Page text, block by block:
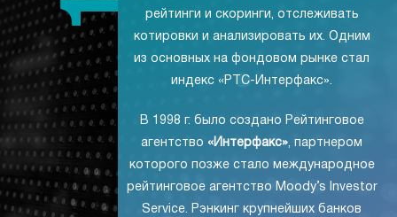
рейтинги и скоринги, отслеживать
котировки и анализировать их. Одним
из основных на фондовом рынке стал
индекс «РТС-Интерфакс».
В 1998 г. было создано Рейтинговое
агентство «Интерфакс», партнером
которого позже стало международное
рейтинговое агентство Moody’s Investor
Service. Рэнкинг крупнейших банков